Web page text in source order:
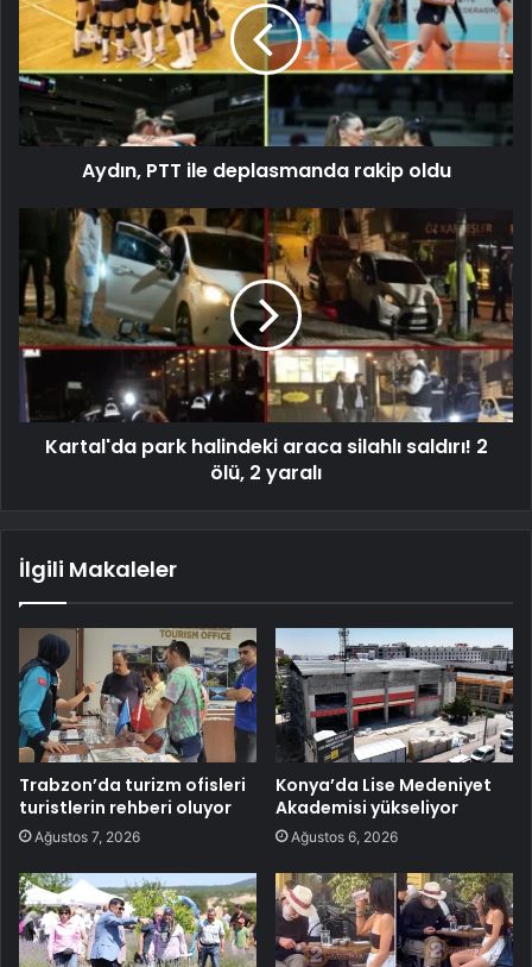
Aydın, PTT ile deplasmanda rakip oldu
Kartal'da park halindeki araca silahlı saldırı! 2
ölü, 2 yaralı
İlgili Makaleler
Trabzon’da turizm ofisleri
turistlerin rehberi oluyor
Ağustos 7, 2026
Konya’da Lise Medeniyet
Akademisi yükseliyor
Ağustos 6, 2026